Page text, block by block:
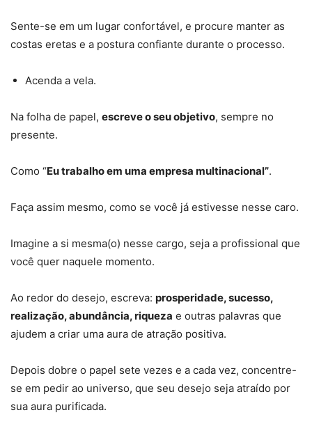
Sente-se em um lugar confortável, e procure manter as
costas eretas e a postura confiante durante o processo.
Acenda a vela.
Na folha de papel, escreve o seu objetivo, sempre no
presente.
Como “Eu trabalho em uma empresa multinacional”.
Faça assim mesmo, como se você já estivesse nesse caro.
Imagine a si mesma(o) nesse cargo, seja a profissional que
você quer naquele momento.
Ao redor do desejo, escreva: prosperidade, sucesso,
realização, abundância, riqueza e outras palavras que
ajudem a criar uma aura de atração positiva.
Depois dobre o papel sete vezes e a cada vez, concentre-
se em pedir ao universo, que seu desejo seja atraído por
sua aura purificada.